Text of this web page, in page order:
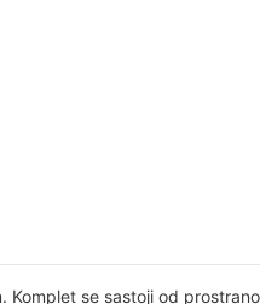
se sastoji od